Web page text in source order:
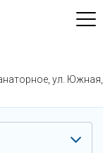
ул. Южная,